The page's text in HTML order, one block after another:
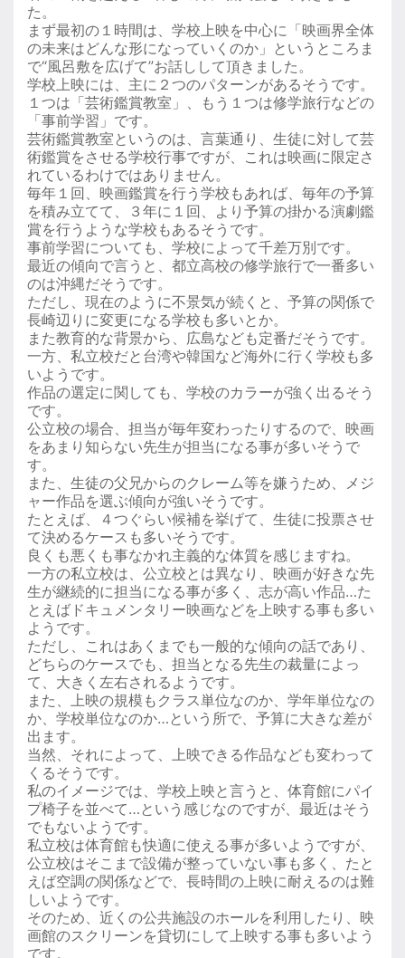
た。
まず最初の１時間は、学校上映を中心に「映画界全体
の未来はどんな形になっていくのか」というところま
で“風呂敷を広げて”お話しして頂きました。
学校上映には、主に２つのパターンがあるそうです。
１つは「芸術鑑賞教室」、もう１つは修学旅行などの
「事前学習」です。
芸術鑑賞教室というのは、言葉通り、生徒に対して芸
術鑑賞をさせる学校行事ですが、これは映画に限定さ
れているわけではありません。
毎年１回、映画鑑賞を行う学校もあれば、毎年の予算
を積み立てて、３年に１回、より予算の掛かる演劇鑑
賞を行うような学校もあるそうです。
事前学習についても、学校によって千差万別です。
最近の傾向で言うと、都立高校の修学旅行で一番多い
のは沖縄だそうです。
ただし、現在のように不景気が続くと、予算の関係で
長崎辺りに変更になる学校も多いとか。
また教育的な背景から、広島なども定番だそうです。
一方、私立校だと台湾や韓国など海外に行く学校も多
いようです。
作品の選定に関しても、学校のカラーが強く出るそう
です。
公立校の場合、担当が毎年変わったりするので、映画
をあまり知らない先生が担当になる事が多いそうで
す。
また、生徒の父兄からのクレーム等を嫌うため、メジ
ャー作品を選ぶ傾向が強いそうです。
たとえば、４つぐらい候補を挙げて、生徒に投票させ
て決めるケースも多いそうです。
良くも悪くも事なかれ主義的な体質を感じますね。
一方の私立校は、公立校とは異なり、映画が好きな先
生が継続的に担当になる事が多く、志が高い作品…た
とえばドキュメンタリー映画などを上映する事も多い
ようです。
ただし、これはあくまでも一般的な傾向の話であり、
どちらのケースでも、担当となる先生の裁量によっ
て、大きく左右されるようです。
また、上映の規模もクラス単位なのか、学年単位なの
か、学校単位なのか…という所で、予算に大きな差が
出ます。
当然、それによって、上映できる作品なども変わって
くるそうです。
私のイメージでは、学校上映と言うと、体育館にパイ
プ椅子を並べて…という感じなのですが、最近はそう
でもないようです。
私立校は体育館も快適に使える事が多いようですが、
公立校はそこまで設備が整っていない事も多く、たと
えば空調の関係などで、長時間の上映に耐えるのは難
しいようです。
そのため、近くの公共施設のホールを利用したり、映
画館のスクリーンを貸切にして上映する事も多いよう
です。